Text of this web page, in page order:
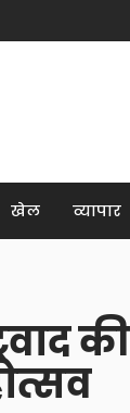
खेल व्यापार
की